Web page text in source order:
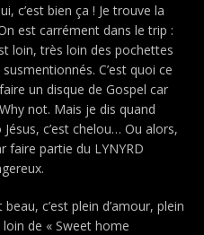
c’est bien ça ! Je trouve la
est carrément dans le trip :
loin, très loin des pochettes
C’est quoi ce
un disque de Gospel car
not. Mais je dis quand
c’est chelou… Ou alors,
faire partie du LYNYRD
c’est plein d’amour, plein
loin de « Sweet home